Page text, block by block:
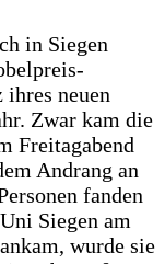
in Siegen
ihres neuen
Zwar kam die
Freitagabend
Andrang an
fanden
Siegen am
wurde sie